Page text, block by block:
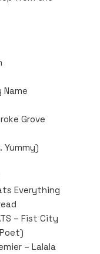
Name
Grove
Yummy)
Everything
– Fist City
– Lalala